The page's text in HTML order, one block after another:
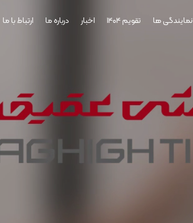
نمایندگی ها تقویم 1404 اخبار درباره ما ارتباط با ما